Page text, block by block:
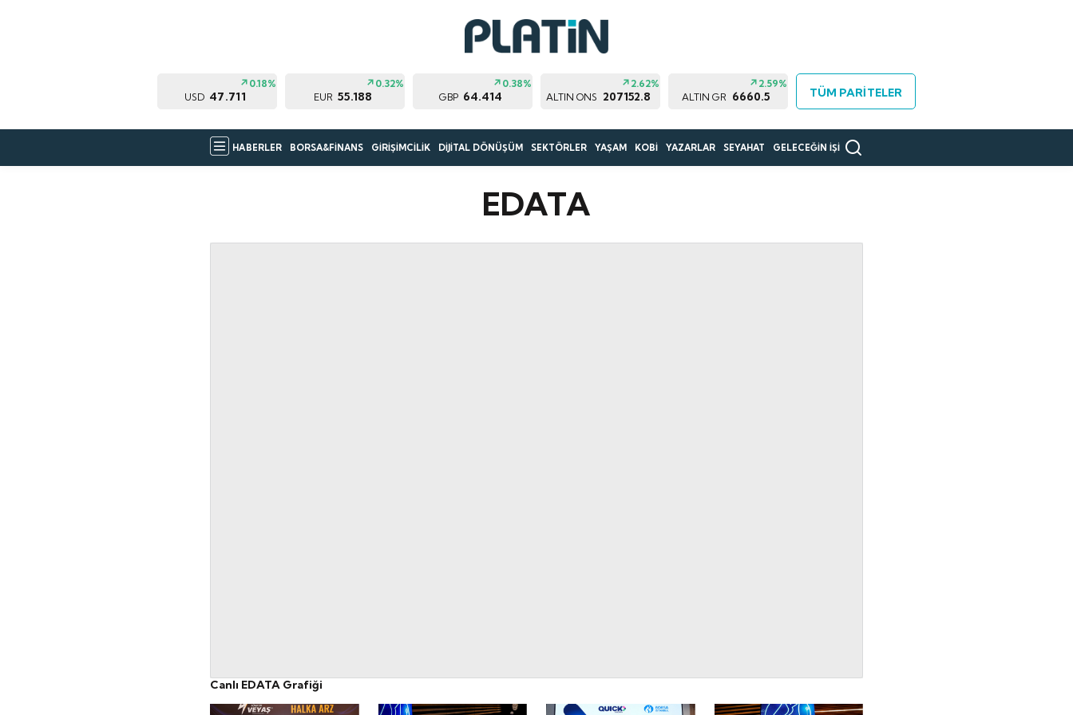
USD 47.711
0.18%
EUR 55.188
0.32%
GBP 64.414
0.38%
ALTIN ONS 207152.8
2.62%
ALTIN GR 6660.5
2.59%
TÜM PARİTELER
HABERLER BORSA&FİNANS GİRİŞİMCİLİK DİJİTAL DÖNÜŞÜM SEKTÖRLER YAŞAM KOBİ YAZARLAR SEYAHAT GELECEĞİN İŞİ
EDATA
Canlı EDATA Grafiği